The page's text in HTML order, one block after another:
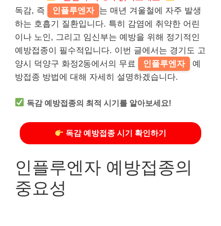
독감, 즉
인플루엔자 는 매년 겨울철에 자주 발생
하는 호흡기 질환입니다. 특히 감염에 취약한 어린
이나 노인, 그리고 임신부는 예방을 위해 정기적인
예방접종이 필수적입니다. 이번 글에서는 경기도 고
양시 덕양구 화정2동에서의 무료
인플루엔자
예
방접종 방법에 대해 자세히 설명하겠습니다.
독감 예방접종의 최적 시기를 알아보세요!
독감 예방접종 시기 확인하기
인플루엔자 예방접종의
중요성